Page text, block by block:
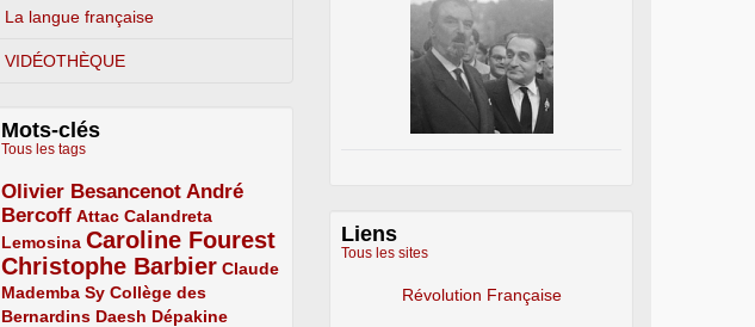
La langue française
VIDÉOTHÈQUE
Mots-clés
Tous les tags
Olivier Besancenot
3/5
André
Bercoff
3/5 Attac
2/5
Calandreta
Lemosina
2/5 Caroline Fourest
4/5
Christophe Barbier
4/5
Claude
Mademba Sy
2/5
Collège des
Bernardins
2/5 Daesh
2/5 Dépakine
2/5
Liens
Tous les sites
Révolution Française